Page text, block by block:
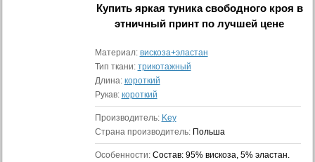
Купить яркая туника свободного кроя в
этничный принт по лучшей цене
Материал: вискоза+эластан
Тип ткани: трикотажный
Длина: короткий
Рукав: короткий
Производитель: Key
Страна производитель: Польша
Особенности: Состав: 95% вискоза, 5% эластан.